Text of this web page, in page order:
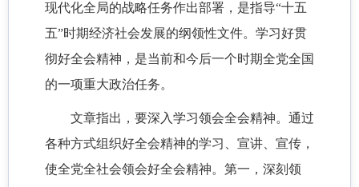
现代化全局的战略任务作出部署，是指导“十五
五”时期经济社会发展的纲领性文件。学习好贯
彻好全会精神，是当前和今后一个时期全党全国
的一项重大政治任务。
文章指出，要深入学习领会全会精神。通过
各种方式组织好全会精神的学习、宣讲、宣传，
使全党全社会领会好全会精神。第一，深刻领